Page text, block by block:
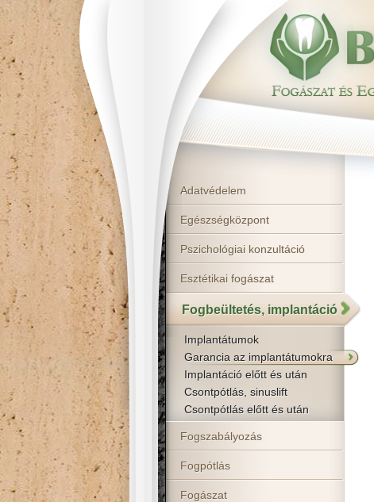
Adatvédelem
Egészségközpont
Pszichológiai konzultáció
Esztétikai fogászat
Fogbeültetés, implantáció
Implantátumok
Garancia az implantátumokra
Implantáció előtt és után
Csontpótlás, sinuslift
Csontpótlás előtt és után
Fogszabályozás
Fogpótlás
Fogászat